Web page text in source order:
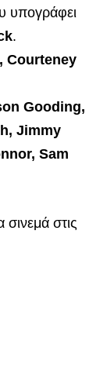
υπογράφει
.
Courteney
Gooding,
Jimmy
Sam
στις